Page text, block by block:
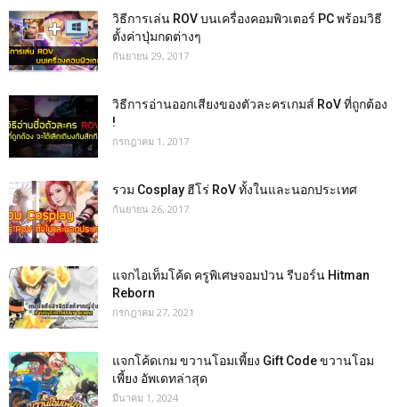
วิธีการเล่น ROV บนเครื่องคอมพิวเตอร์ PC พร้อมวิธี
ตั้งค่าปุ่มกดต่างๆ
กันยายน 29, 2017
วิธีการอ่านออกเสียงของตัวละครเกมส์ RoV ที่ถูกต้อง
!
กรกฎาคม 1, 2017
รวม Cosplay ฮีโร่ RoV ทั้งในและนอกประเทศ
กันยายน 26, 2017
แจกไอเท็มโค้ด ครูพิเศษจอมป่วน รีบอร์น Hitman
Reborn
กรกฎาคม 27, 2021
แจกโค้ดเกม ขวานโอมเพี้ยง Gift Code ขวานโอม
เพี้ยง อัพเดทล่าสุด
มีนาคม 1, 2024